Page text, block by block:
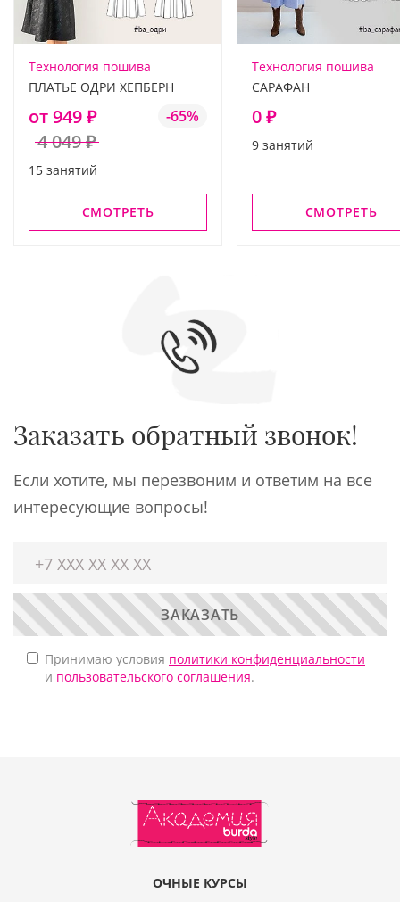
Технология пошива
ПЛАТЬЕ ОДРИ ХЕПБЕРН
от 949 ₽
4 049 ₽
-65%
15 занятий
СМОТРЕТЬ
Технология пошива
САРАФАН
0 ₽
9 занятий
СМОТРЕТЬ
Заказать обратный звонок!
Если хотите, мы перезвоним и ответим на все
интересующие вопросы!
ЗАКАЗАТЬ
Принимаю условия политики конфиденциальности
и пользовательского соглашения.
ОЧНЫЕ КУРСЫ